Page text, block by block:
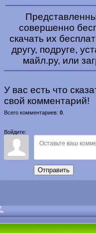
совершенно
скачать их
другу, подруге,
майл.ру, или
У вас есть что
свой комментарий!
Всего комментариев: 0
Войдите:
Отправить